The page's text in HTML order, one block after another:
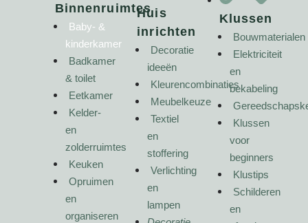
Binnenruimtes
Baby- &
kinderkamer
Badkamer
& toilet
Eetkamer
Kelder-
en
zolderruimtes
Keuken
Opruimen
en
organiseren
Huis
inrichten
Decoratie
ideeën
Kleurencombinaties
Meubelkeuze
Textiel
en
stoffering
Verlichting
en
lampen
Klussen
Bouwmaterialen
Elektriciteit
en
bekabeling
Klussen
voor
beginners
Klustips
Schilderen
en